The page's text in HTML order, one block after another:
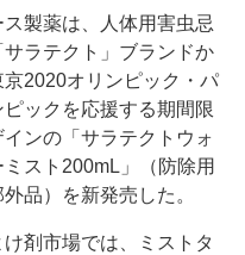
製薬は、人体用害虫忌
サラテクト」ブランドか
京2020オリンピック・パ
ピックを応援する期間限
インの「サラテクトウォ
ミスト200mL」（防除用
外品）を新発売した。
剤市場では、ミストタ